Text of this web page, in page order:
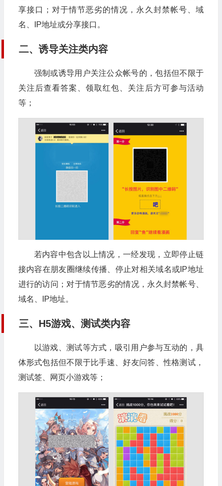
享接口；对于情节恶劣的情况，永久封禁帐号、域
名、IP地址或分享接口。
二、诱导关注类内容
强制或诱导用户关注公众帐号的，包括但不限于
关注后查看答案、领取红包、关注后方可参与活动
等；
若内容中包含以上情况，一经发现，立即停止链
接内容在朋友圈继续传播、停止对相关域名或IP地址
进行的访问；对于情节恶劣的情况，永久封禁帐号、
域名、IP地址。
三、H5游戏、测试类内容
以游戏、测试等方式，吸引用户参与互动的，具
体形式包括但不限于比手速、好友问答、性格测试，
测试签、网页小游戏等；